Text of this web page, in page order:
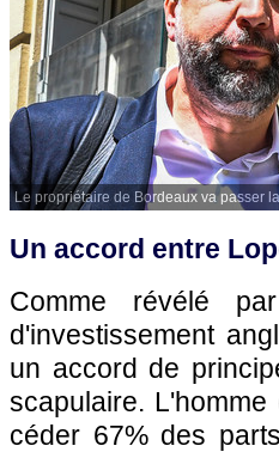
Le propriétaire de Bordeaux va passer
Un accord entre
Comme révélé
d'investissement
un accord de
scapulaire.
céder 67% des